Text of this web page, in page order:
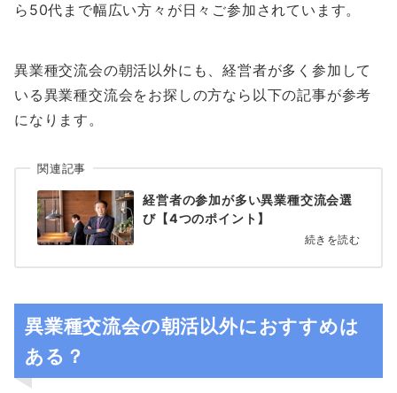
ら50代まで幅広い方々が日々ご参加されています。
異業種交流会の朝活以外にも、経営者が多く参加して
いる異業種交流会をお探しの方なら以下の記事が参考
になります。
関連記事
経営者の参加が多い異業種交流会選
び【4つのポイント】
続きを読む
異業種交流会の朝活以外におすすめは
ある？